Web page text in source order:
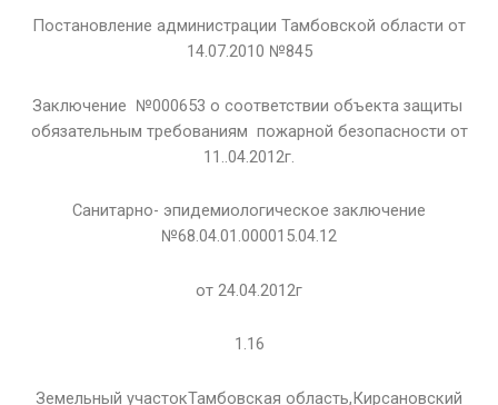
Постановление администрации Тамбовской области от
14.07.2010 №845
Заключение №000653 о соответствии объекта защиты
обязательным требованиям пожарной безопасности от
11..04.2012г.
Санитарно- эпидемиологическое заключение
№68.04.01.000015.04.12
от 24.04.2012г
1.16
Земельный участокТамбовская область,Кирсановский